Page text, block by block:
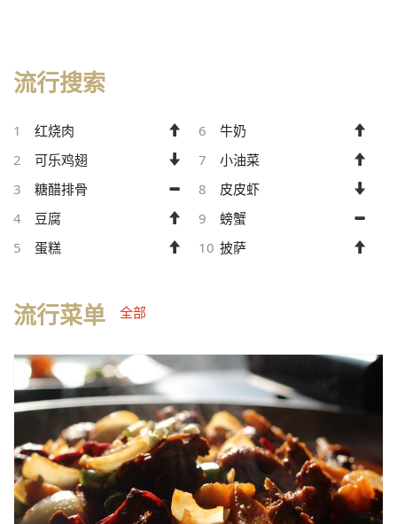
流行搜索
1
红烧肉
2
可乐鸡翅
3
糖醋排骨
4
豆腐
5
蛋糕
6
牛奶
7
小油菜
8
皮皮虾
9
螃蟹
10 披萨
流行菜单 全部